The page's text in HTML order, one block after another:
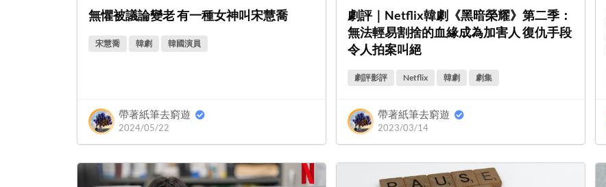
無懼被議論變老 有一種女神叫宋慧喬
宋慧喬 韓劇 韓國演員
帶著紙筆去窮遊
2024/05/22
劇評｜Netflix韓劇《黑暗榮耀》第二季：
無法輕易割捨的血緣成為加害人 復仇手段
令人拍案叫絕
劇評影評 Netflix 韓劇 劇集
帶著紙筆去窮遊
2023/03/14